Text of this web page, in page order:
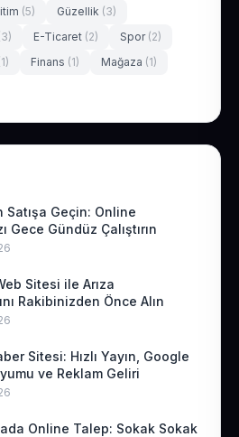
(5) Güzellik (3)
E-Ticaret (2) Spor (2)
Finans (1) Mağaza (1)
Satışa Geçin: Online
Gece Gündüz Çalıştırın
Sitesi ile Arıza
Rakibinizden Önce Alın
Sitesi: Hızlı Yayın, Google
ve Reklam Geliri
Online Talep: Sokak Sokak